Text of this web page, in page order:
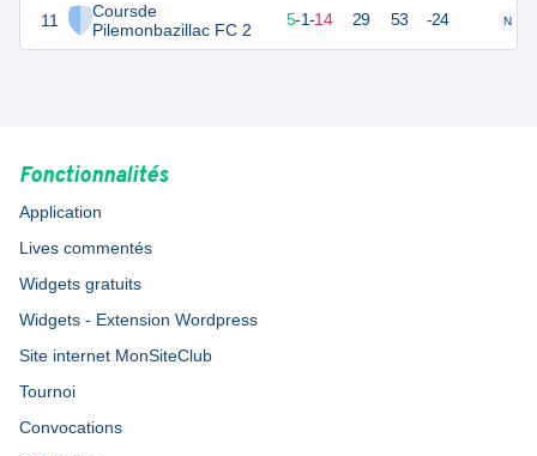
11
Coursde
Pilemonbazillac FC 2
16 20 5-1-14 29 53 -24 N
Fonctionnalités
Application
Lives commentés
Widgets gratuits
Widgets - Extension Wordpress
Site internet MonSiteClub
Tournoi
Convocations